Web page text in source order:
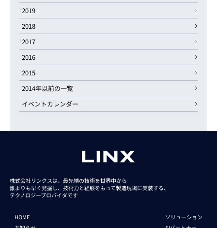
2019
2018
2017
2016
2015
2014年以前の一覧
イベントカレンダー
株式会社リンクスは、最先端の技術を世界中から
誰よりも早く発掘し、技術力と経験をもって製造現場に実装する、
テクノロジープロバイダです
HOME
ソリューション